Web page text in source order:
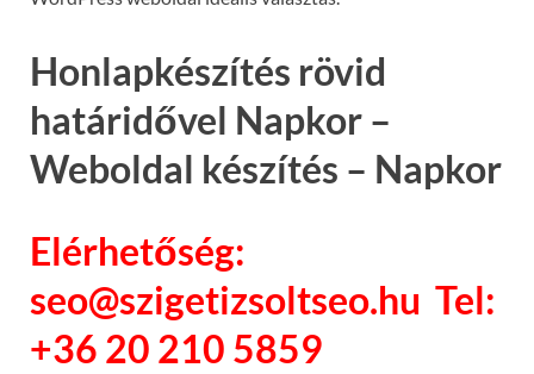
Honlapkészítés rövid
határidővel Napkor –
Weboldal készítés – Napkor
Elérhetőség:
seo@szigetizsoltseo.hu Tel:
+36 20 210 5859